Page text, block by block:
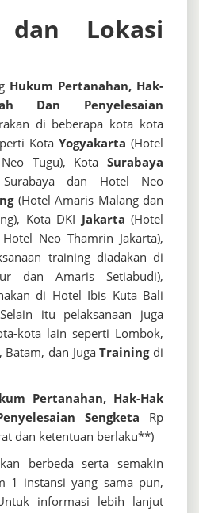
dan Lokasi
Hukum Pertanahan, Hak-
Dan Penyelesaian
di beberapa kota kota
Kota Yogyakarta (Hotel
Tugu), Kota Surabaya
dan Hotel Neo
(Hotel Amaris Malang dan
Kota DKI Jakarta (Hotel
Neo Thamrin Jakarta),
training diadakan di
dan Amaris Setiabudi),
di Hotel Ibis Kuta Bali
itu pelaksanaan juga
kota lain seperti Lombok,
Batam, dan JugaTrainingdi
Pertanahan, Hak-Hak
Sengketa
Rp
dan ketentuan berlaku**)
berbeda serta semakin
1 instansi yang sama pun,
informasi lebih lanjut